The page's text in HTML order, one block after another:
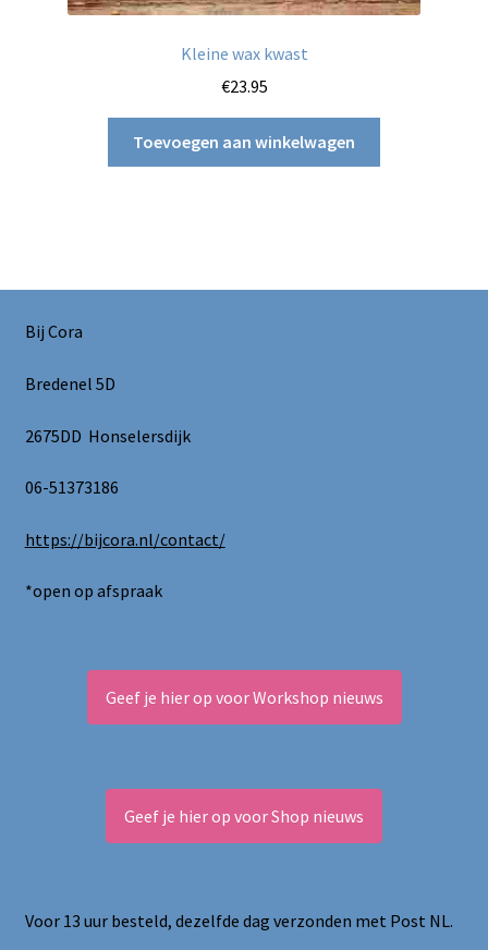
Kleine wax kwast
€23.95
Toevoegen aan winkelwagen
Bij Cora
Bredenel 5D
2675DD Honselersdijk
06-51373186
https://bijcora.nl/contact/
*open op afspraak
Geef je hier op voor Workshop nieuws
Geef je hier op voor Shop nieuws
Voor 13 uur besteld, dezelfde dag verzonden met Post NL.